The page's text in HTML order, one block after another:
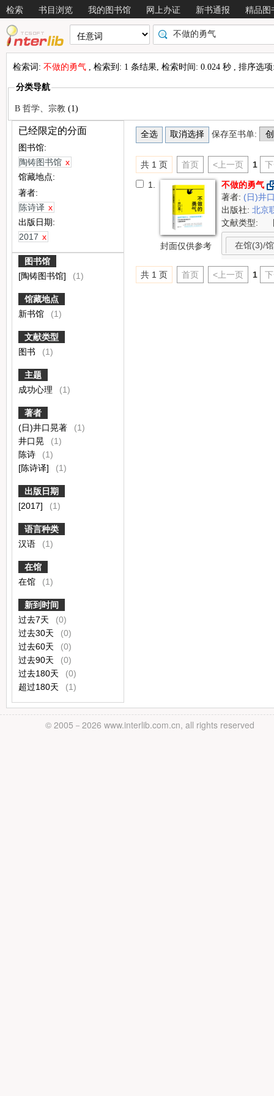
检索 书目浏览 我的图书馆 网上办证 新书通报 精品图
检索词: 不做的勇气 , 检索到: 1 条结果, 检索时间: 0.024 秒 , 排序选
分类导航
B 哲学、宗教(1)
已经限定的分面
图书馆:
陶铸图书馆 x
馆藏地点:
著者:
陈诗译 x
出版日期:
2017 x
图书馆
[陶铸图书馆]
(1)
馆藏地点
新书馆
(1)
文献类型
图书
(1)
主题
成功心理
(1)
著者
(日)井口晃著
(1)
井口晃
(1)
陈诗
(1)
[陈诗译]
(1)
出版日期
[2017]
(1)
语言种类
汉语
(1)
在馆
在馆
(1)
新到时间
过去7天
(0)
过去30天
(0)
过去60天
(0)
过去90天
(0)
过去180天
(0)
超过180天
(1)
保存至书单:
共 1 页 首页 <上一页 1
1.
封面仅供参考
不做的勇气
著者: (日)井
出版社:北京
文献类型:
在馆(3)/
共 1 页 首页 <上一页 1
© 2005－ 2026 www.interlib.com.cn, all rights reserved